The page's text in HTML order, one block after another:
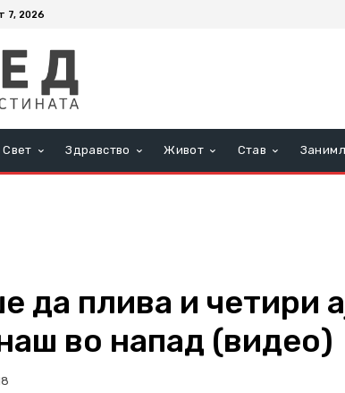
7, 2026
Свет Здравство Живот Став
да плива и четири
во напад (видео)